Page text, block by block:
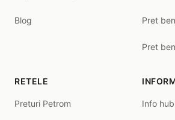
Blog Pret
Pret
RETELE
Preturi Petrom Info hub